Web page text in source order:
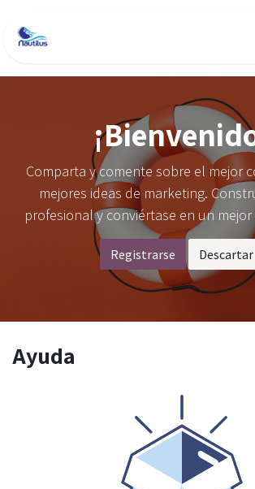
Comparta y comente sobre el mejor
mejores ideas de marketing.
profesional y conviértase en un
Registrarse Descartar
Ayuda